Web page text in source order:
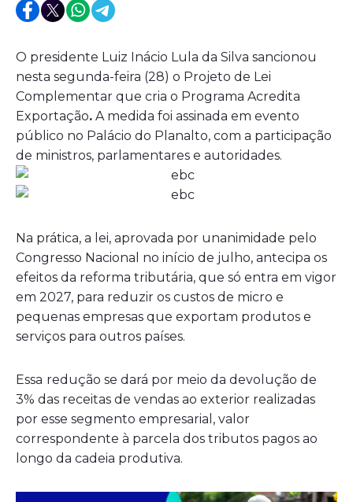
O presidente Luiz Inácio Lula da Silva sancionou
nesta segunda-feira (28) o Projeto de Lei
Complementar que cria o Programa Acredita
Exportação. A medida foi assinada em evento
público no Palácio do Planalto, com a participação
de ministros, parlamentares e autoridades.
Na prática, a lei, aprovada por unanimidade pelo
Congresso Nacional no início de julho, antecipa os
efeitos da reforma tributária, que só entra em vigor
em 2027, para reduzir os custos de micro e
pequenas empresas que exportam produtos e
serviços para outros países.
Essa redução se dará por meio da devolução de
3% das receitas de vendas ao exterior realizadas
por esse segmento empresarial, valor
correspondente à parcela dos tributos pagos ao
longo da cadeia produtiva.